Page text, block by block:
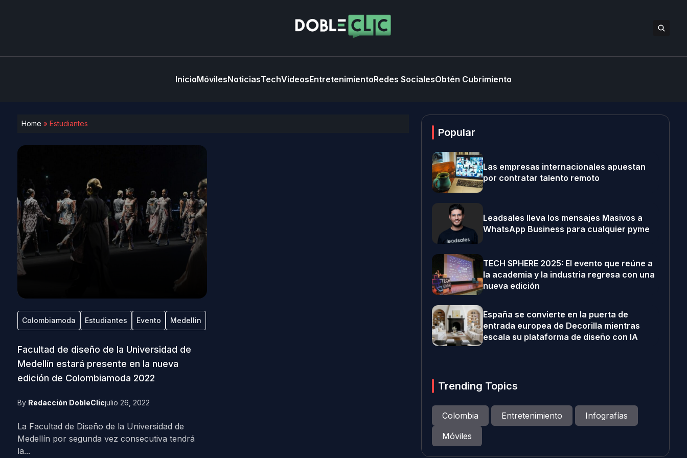
InicioMóvilesNoticiasTechVideosEntretenimientoRedes SocialesObtén Cubrimiento
Home » Estudiantes
Colombiamoda Estudiantes Evento Medellin
Facultad de diseño de la Universidad de
Medellín estará presente en la nueva
edición de Colombiamoda 2022
By Redacción DobleClicjulio 26, 2022
La Facultad de Diseño de la Universidad de
Medellín por segunda vez consecutiva tendrá
la...
Popular
Las empresas internacionales apuestan
por contratar talento remoto
Leadsales lleva los mensajes Masivos a
WhatsApp Business para cualquier pyme
TECH SPHERE 2025: El evento que reúne a
la academia y la industria regresa con una
nueva edición
España se convierte en la puerta de
entrada europea de Decorilla mientras
escala su plataforma de diseño con IA
Trending Topics
Colombia Entretenimiento
Infografías
Móviles